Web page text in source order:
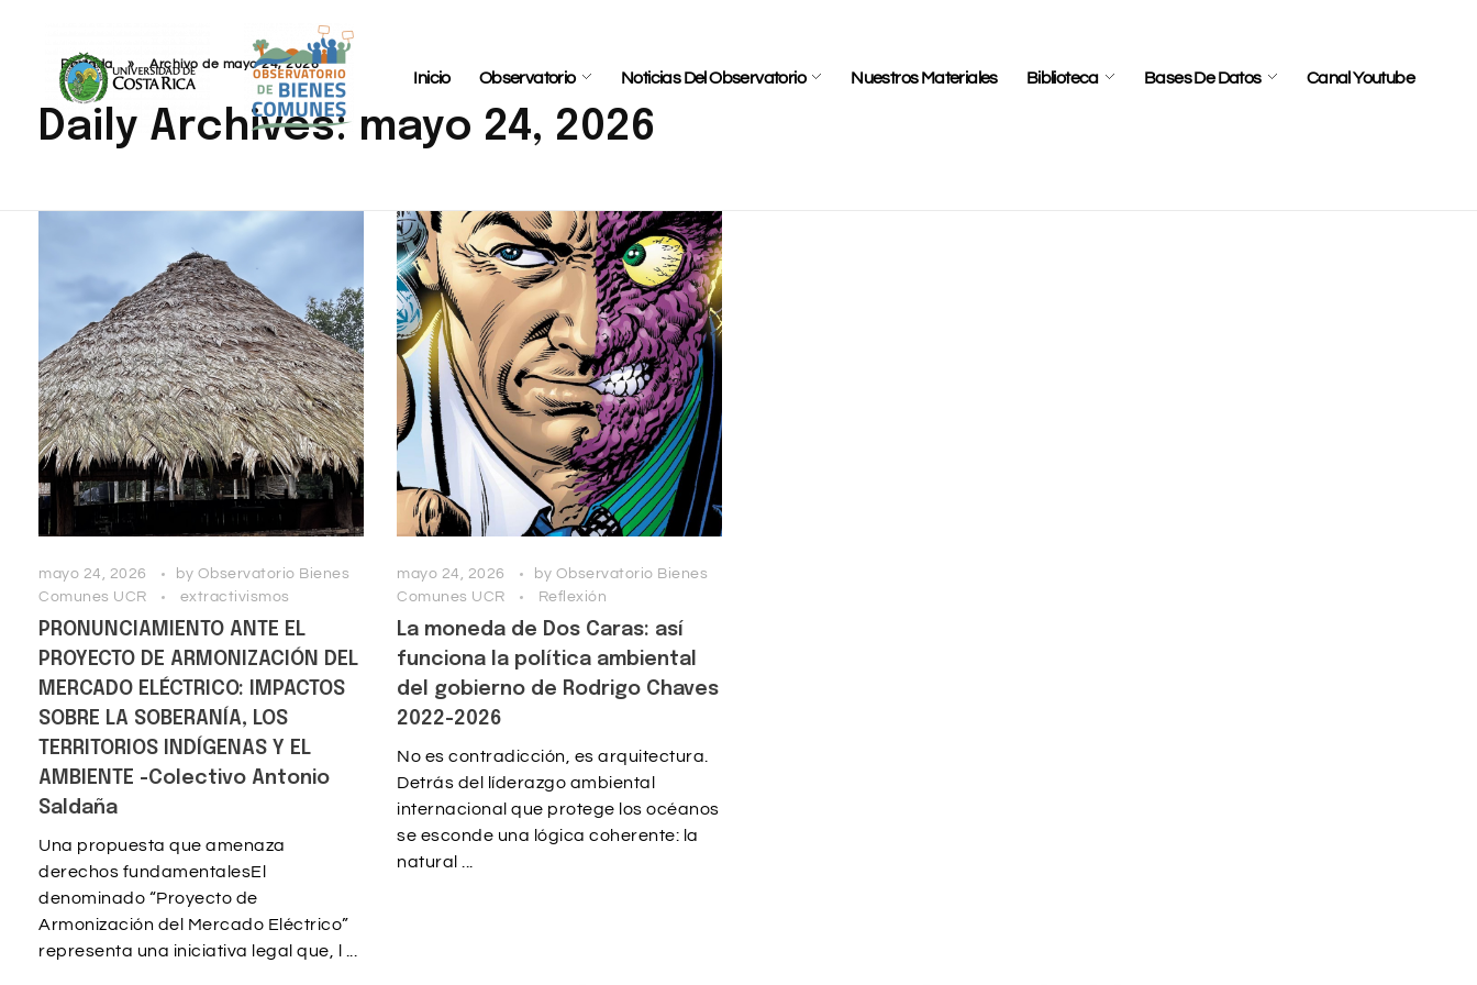
Inicio Observatorio Noticias Del Observatorio Nuestros Materiales Biblioteca Bases De Datos Canal Youtube
Portada » Archivo de mayo 24, 2026
Daily Archives: mayo 24, 2026
mayo 24, 2026 by Observatorio Bienes
Comunes UCR
extractivismos
PRONUNCIAMIENTO ANTE EL
PROYECTO DE ARMONIZACIÓN DEL
MERCADO ELÉCTRICO: IMPACTOS
SOBRE LA SOBERANÍA, LOS
TERRITORIOS INDÍGENAS Y EL
AMBIENTE -Colectivo Antonio
Saldaña
Una propuesta que amenaza
derechos fundamentalesEl
denominado “Proyecto de
Armonización del Mercado Eléctrico”
representa una iniciativa legal que, l ...
mayo 24, 2026 by Observatorio Bienes
Comunes UCR
Reflexión
La moneda de Dos Caras: así
funciona la política ambiental
del gobierno de Rodrigo Chaves
2022-2026
No es contradicción, es arquitectura.
Detrás del líderazgo ambiental
internacional que protege los océanos
se esconde una lógica coherente: la
natural ...